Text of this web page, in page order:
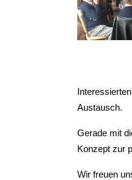
Austausch.
Gerade mit
Konzept zur
Wir freuen